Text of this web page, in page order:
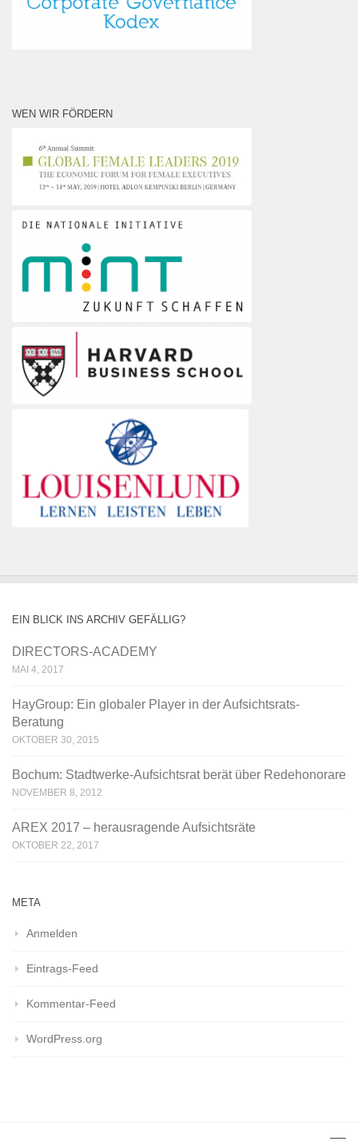
WEN WIR FÖRDERN
EIN BLICK INS ARCHIV GEFÄLLIG?
DIRECTORS-ACADEMY
MAI 4, 2017
HayGroup: Ein globaler Player in der Aufsichtsrats-
Beratung
OKTOBER 30, 2015
Bochum: Stadtwerke-Aufsichtsrat berät über Redehonorare
NOVEMBER 8, 2012
AREX 2017 – herausragende Aufsichtsräte
OKTOBER 22, 2017
META
Anmelden
Eintrags-Feed
Kommentar-Feed
WordPress.org